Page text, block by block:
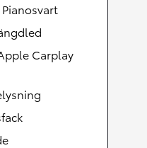
Carplay